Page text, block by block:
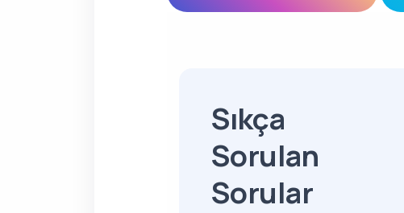
Sıkça
Sorulan
Sorular